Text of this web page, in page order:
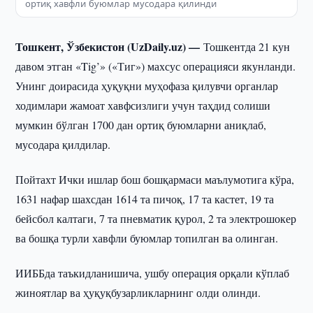
ортиқ хавфли буюмлар мусодара қилинди
Тошкент, Ўзбекистон (UzDaily.uz) —Тошкентда 21 кун
давом этган «Tig’» («Тиг») махсус операцияси якунланди.
Унинг доирасида ҳуқуқни муҳофаза қилувчи органлар
ходимлари жамоат хавфсизлиги учун таҳдид солиши
мумкин бўлган 1700 дан ортиқ буюмларни аниқлаб,
мусодара қилдилар.
Пойтахт Ички ишлар бош бошқармаси маълумотига кўра,
1631 нафар шахсдан 1614 та пичоқ, 17 та кастет, 19 та
бейсбол калтаги, 7 та пневматик қурол, 2 та электрошокер
ва бошқа турли хавфли буюмлар топилган ва олинган.
ИИББда таъкидланишича, ушбу операция орқали кўплаб
жиноятлар ва ҳуқуқбузарликларнинг олди олинди.